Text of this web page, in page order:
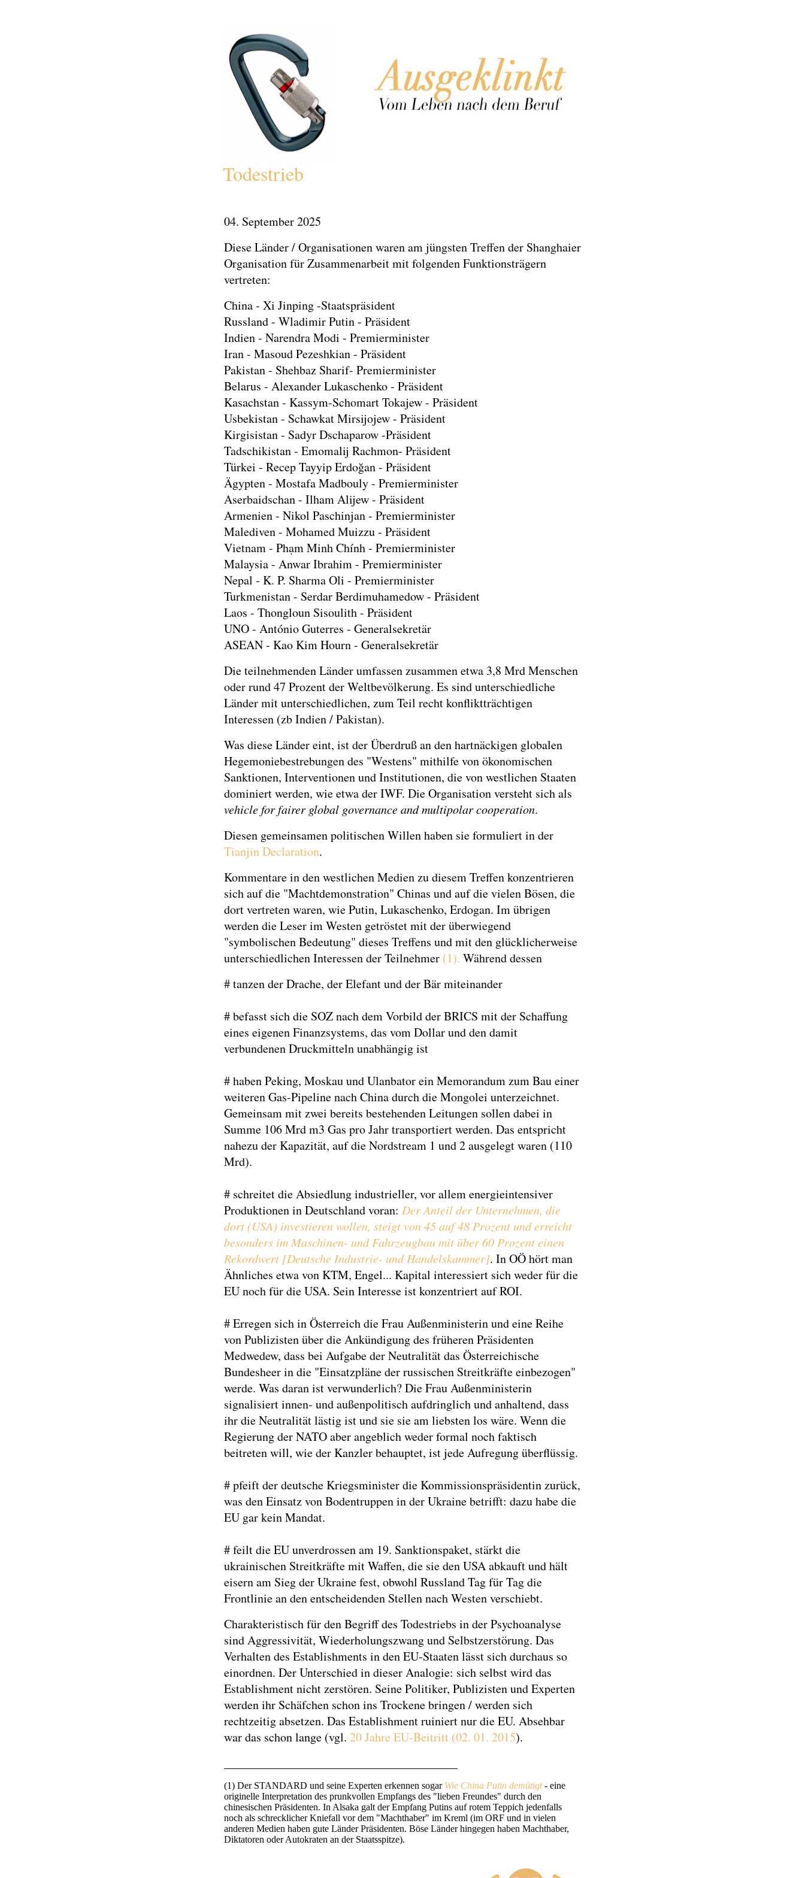
Todestrieb
04. September 2025
Diese Länder / Organisationen waren am jüngsten Treffen der Shanghaier
Organisation für Zusammenarbeit mit folgenden Funktionsträgern
vertreten:
China - Xi Jinping -Staatspräsident
Russland - Wladimir Putin - Präsident
Indien - Narendra Modi - Premierminister
Iran - Masoud Pezeshkian - Präsident
Pakistan - Shehbaz Sharif- Premierminister
Belarus - Alexander Lukaschenko - Präsident
Kasachstan - Kassym-Schomart Tokajew - Präsident
Usbekistan - Schawkat Mirsijojew - Präsident
Kirgisistan - Sadyr Dschaparow -Präsident
Tadschikistan - Emomalij Rachmon- Präsident
Türkei - Recep Tayyip Erdoğan - Präsident
Ägypten - Mostafa Madbouly - Premierminister
Aserbaidschan - Ilham Alijew - Präsident
Armenien - Nikol Paschinjan - Premierminister
Malediven - Mohamed Muizzu - Präsident
Vietnam - Phạm Minh Chính - Premierminister
Malaysia - Anwar Ibrahim - Premierminister
Nepal - K. P. Sharma Oli - Premierminister
Turkmenistan - Serdar Berdimuhamedow - Präsident
Laos - Thongloun Sisoulith - Präsident
UNO - António Guterres - Generalsekretär
ASEAN - Kao Kim Hourn - Generalsekretär
Die teilnehmenden Länder umfassen zusammen etwa 3,8 Mrd Menschen
oder rund 47 Prozent der Weltbevölkerung. Es sind unterschiedliche
Länder mit unterschiedlichen, zum Teil recht konfliktträchtigen
Interessen (zb Indien / Pakistan).
Was diese Länder eint, ist der Überdruß an den hartnäckigen globalen
Hegemoniebestrebungen des "Westens" mithilfe von ökonomischen
Sanktionen, Interventionen und Institutionen, die von westlichen Staaten
dominiert werden, wie etwa der IWF. Die Organisation versteht sich als
vehicle for fairer global governance and multipolar cooperation.
Diesen gemeinsamen politischen Willen haben sie formuliert in der
Tianjin Declaration.
Kommentare in den westlichen Medien zu diesem Treffen konzentrieren
sich auf die "Machtdemonstration" Chinas und auf die vielen Bösen, die
dort vertreten waren, wie Putin, Lukaschenko, Erdogan. Im übrigen
werden die Leser im Westen getröstet mit der überwiegend
"symbolischen Bedeutung" dieses Treffens und mit den glücklicherweise
unterschiedlichen Interessen der Teilnehmer (1). Während dessen
# tanzen der Drache, der Elefant und der Bär miteinander
# befasst sich die SOZ nach dem Vorbild der BRICS mit der Schaffung
eines eigenen Finanzsystems, das vom Dollar und den damit
verbundenen Druckmitteln unabhängig ist
# haben Peking, Moskau und Ulanbator ein Memorandum zum Bau einer
weiteren Gas-Pipeline nach China durch die Mongolei unterzeichnet.
Gemeinsam mit zwei bereits bestehenden Leitungen sollen dabei in
Summe 106 Mrd m3 Gas pro Jahr transportiert werden. Das entspricht
nahezu der Kapazität, auf die Nordstream 1 und 2 ausgelegt waren (110
Mrd).
# schreitet die Absiedlung industrieller, vor allem energieintensiver
Produktionen in Deutschland voran: Der Anteil der Unternehmen, die
dort (USA) investieren wollen, steigt von 45 auf 48 Prozent und erreicht
besonders im Maschinen- und Fahrzeugbau mit über 60 Prozent einen
Rekordwert [Deutsche Industrie- und Handelskammer]. In OÖ hört man
Ähnliches etwa von KTM, Engel... Kapital interessiert sich weder für die
EU noch für die USA. Sein Interesse ist konzentriert auf ROI.
# Erregen sich in Österreich die Frau Außenministerin und eine Reihe
von Publizisten über die Ankündigung des früheren Präsidenten
Medwedew, dass bei Aufgabe der Neutralität das Österreichische
Bundesheer in die "Einsatzpläne der russischen Streitkräfte einbezogen"
werde. Was daran ist verwunderlich? Die Frau Außenministerin
signalisiert innen- und außenpolitisch aufdringlich und anhaltend, dass
ihr die Neutralität lästig ist und sie sie am liebsten los wäre. Wenn die
Regierung der NATO aber angeblich weder formal noch faktisch
beitreten will, wie der Kanzler behauptet, ist jede Aufregung überflüssig.
# pfeift der deutsche Kriegsminister die Kommissionspräsidentin zurück,
was den Einsatz von Bodentruppen in der Ukraine betrifft: dazu habe die
EU gar kein Mandat.
# feilt die EU unverdrossen am 19. Sanktionspaket, stärkt die
ukrainischen Streitkräfte mit Waffen, die sie den USA abkauft und hält
eisern am Sieg der Ukraine fest, obwohl Russland Tag für Tag die
Frontlinie an den entscheidenden Stellen nach Westen verschiebt.
Charakteristisch für den Begriff des Todestriebs in der Psychoanalyse
sind Aggressivität, Wiederholungszwang und Selbstzerstörung. Das
Verhalten des Establishments in den EU-Staaten lässt sich durchaus so
einordnen. Der Unterschied in dieser Analogie: sich selbst wird das
Establishment nicht zerstören. Seine Politiker, Publizisten und Experten
werden ihr Schäfchen schon ins Trockene bringen / werden sich
rechtzeitig absetzen. Das Establishment ruiniert nur die EU. Absehbar
war das schon lange (vgl. 20 Jahre EU-Beitritt (02. 01. 2015).
(1) Der STANDARD und seine Experten erkennen sogar Wie China Putin demütigt- eine
originelle Interpretation des prunkvollen Empfangs des "lieben Freundes" durch den
chinesischen Präsidenten. In Alsaka galt der Empfang Putins auf rotem Teppich jedenfalls
noch als schrecklicher Kniefall vor dem "Machthaber" im Kreml (im ORF und in vielen
anderen Medien haben gute Länder Präsidenten. Böse Länder hingegen haben Machthaber,
Diktatoren oder Autokraten an der Staatsspitze).